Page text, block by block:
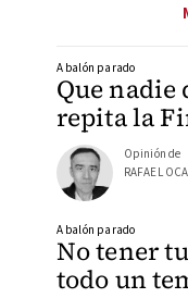
Que nadie
repita la
A balón parado
Opinión de
RAFAEL
No tener
todo un
A balón parado